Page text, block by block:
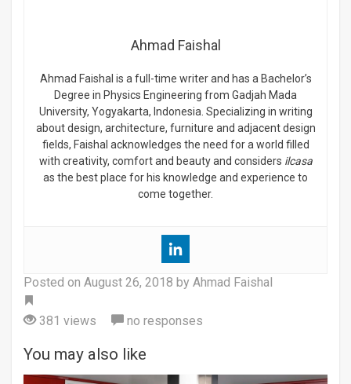
Ahmad Faishal
Ahmad Faishal is a full-time writer and has a Bachelor’s
Degree in Physics Engineering from Gadjah Mada
University, Yogyakarta, Indonesia. Specializing in writing
about design, architecture, furniture and adjacent design
fields, Faishal acknowledges the need for a world filled
with creativity, comfort and beauty and considers ilcasa
as the best place for his knowledge and experience to
come together.
Posted on August 26, 2018 by Ahmad Faishal
381 views
no responses
You may also like